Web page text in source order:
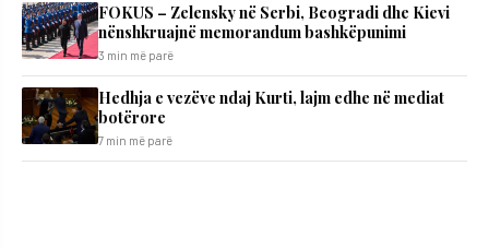
FOKUS – Zelensky në Serbi, Beogradi dhe Kievi
nënshkruajnë memorandum bashkëpunimi
3 min më parë
Hedhja e vezëve ndaj Kurti, lajm edhe në mediat
botërore
7 min më parë